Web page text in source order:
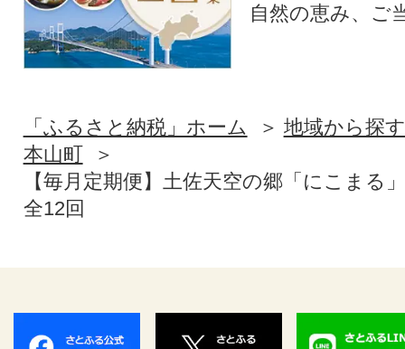
自然の恵み、ご
「ふるさと納税」ホーム
地域から探す
本山町
【毎月定期便】土佐天空の郷「にこまる
全12回